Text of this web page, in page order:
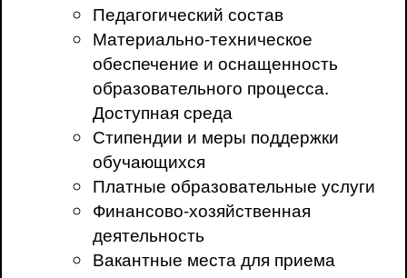
Педагогический состав
Материально-техническое
обеспечение и оснащенность
образовательного процесса.
Доступная среда
Стипендии и меры поддержки
обучающихся
Платные образовательные услуги
Финансово-хозяйственная
деятельность
Вакантные места для приема